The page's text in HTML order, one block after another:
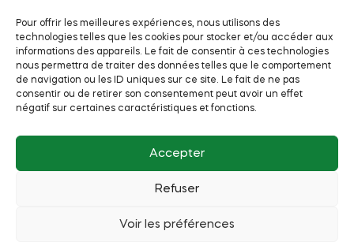
Pour offrir les meilleures expériences, nous utilisons des
technologies telles que les cookies pour stocker et/ou accéder aux
informations des appareils. Le fait de consentir à ces technologies
nous permettra de traiter des données telles que le comportement
de navigation ou les ID uniques sur ce site. Le fait de ne pas
consentir ou de retirer son consentement peut avoir un effet
négatif sur certaines caractéristiques et fonctions.
Accepter
Refuser
Voir les préférences
MOYENS DE PAIEMENTS
CB : au magasin et au marché de La Baule-les-
LuckyCom’